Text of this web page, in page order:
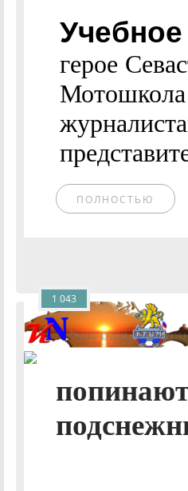
герое
Мотошкола
ПОЛНОСТЬЮ
1 043